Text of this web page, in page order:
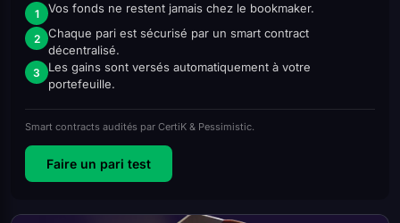
1 Vos fonds ne restent jamais chez le bookmaker.
2
Chaque pari est sécurisé par un smart contract
décentralisé.
3
Les gains sont versés automatiquement à votre
portefeuille.
Smart contracts audités par CertiK & Pessimistic.
Faire un pari test